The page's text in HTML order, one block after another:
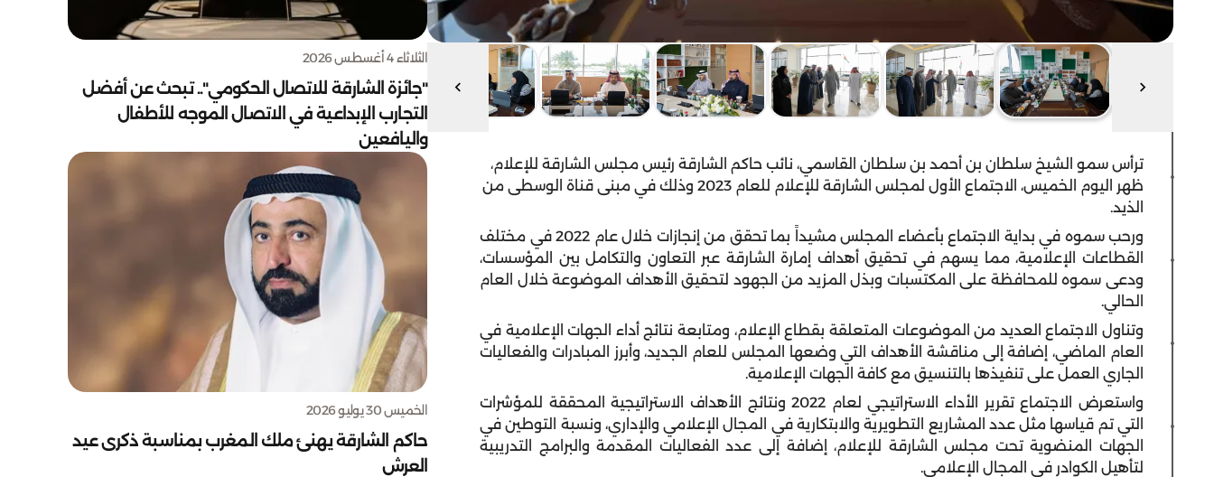
ترأس سمو الشيخ سلطان بن أحمد بن سلطان القاسمي، نائب حاكم الشارقة رئيس مجلس الشارقة للإعلام،
ظهر اليوم الخميس، الاجتماع الأول لمجلس الشارقة للإعلام للعام 2023 وذلك في مبنى قناة الوسطى من
الذيد.
ورحب سموه في بداية الاجتماع بأعضاء المجلسمشيداً بما تحقق من إنجازات خلال عام 2022
في مختلف
القطاعات الإعلامية، مما يسهم في تحقيق أهداف إمارة الشارقة عبر التعاون والتكامل بين المؤسسات،
ودعى سموه للمحافظة على المكتسبات وبذل المزيد من الجهود لتحقيق الأهداف الموضوعة خلال العام
الحالي.
وتناول الاجتماع العديد من الموضوعات المتعلقة بقطاع الإعلام، ومتابعة نتائج أداء الجهات الإعلامية في
العام الماضي، إضافة إلى مناقشة الأهداف التي وضعها المجلس للعام الجديد، وأبرز المبادرات والفعاليات
الجاري العمل على تنفيذها بالتنسيق مع كافة الجهات الإعلامية.
واستعرض الاجتماع تقرير الأداء الاستراتيجي لعام 2022 ونتائج الأهداف الاستراتيجية المحققة للمؤشرات
التي تم قياسها مثل عدد المشاريع التطويرية والابتكارية في المجال الإعلامي والإداري، ونسبة التوطين في
الجهات المنضوية تحت مجلس الشارقة للإعلام، إضافة إلى عدد الفعاليات المقدمة والبرامج التدريبية
لتأهيل الكوادر في المجال الإعلامي.
الثلاثاء 4 أغسطس 2026
"جائزة الشارقة للاتصال الحكومي".. تبحث عن أفضل
التجارب الإبداعية في الاتصال الموجه للأطفال
واليافعين
الخميس 30 يوليو 2026
حاكم الشارقة يهنئ ملك المغرب بمناسبة ذكرى عيد
العرش